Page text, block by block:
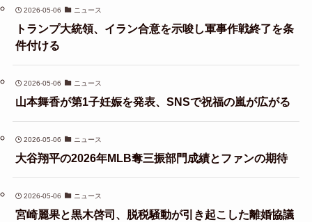
2026-05-06 ニュース
トランプ大統領、イラン合意を示唆し軍事作戦終了を条
件付ける
2026-05-06 ニュース
山本舞香が第1子妊娠を発表、SNSで祝福の嵐が広がる
2026-05-06 ニュース
大谷翔平の2026年MLB奪三振部門成績とファンの期待
2026-05-06 ニュース
宮崎麗果と黒木啓司、脱税騒動が引き起こした離婚協議